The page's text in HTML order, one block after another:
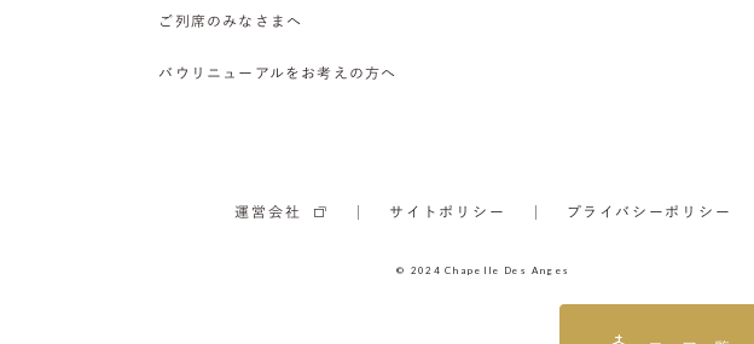
ご列席のみなさまへ
バウリニューアルをお考えの方へ
運営会社 サイトポリシー プライバシーポリシー
© 2024 Chapelle Des Anges